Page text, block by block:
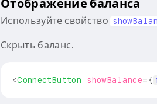
Отображение баланса
Используйте свойство
Скрыть баланс.
<ConnectButton showBalance= {